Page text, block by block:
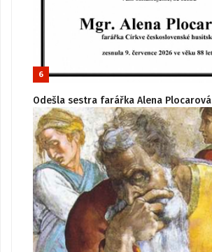
6
Odešla sestra farářka Alena Plocarová